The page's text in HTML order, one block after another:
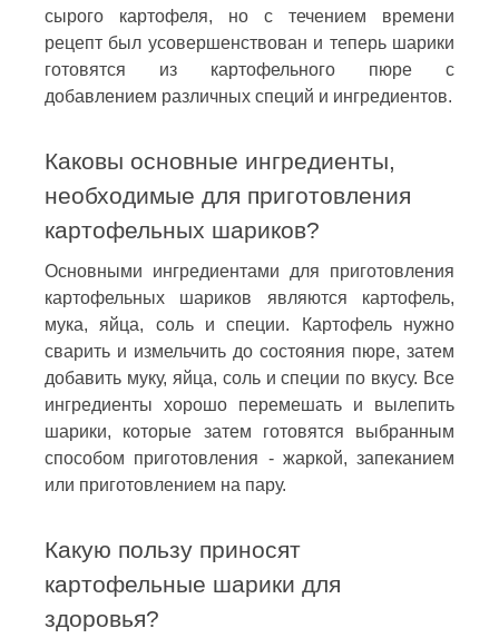
сырого картофеля, но с течением времени
рецепт был усовершенствован и теперь шарики
готовятся из картофельного пюре с
добавлением различных специй и ингредиентов.
Каковы основные ингредиенты,
необходимые для приготовления
картофельных шариков?
Основными ингредиентами для приготовления
картофельных шариков являются картофель,
мука, яйца, соль и специи. Картофель нужно
сварить и измельчить до состояния пюре, затем
добавить муку, яйца, соль и специи по вкусу. Все
ингредиенты хорошо перемешать и вылепить
шарики, которые затем готовятся выбранным
способом приготовления - жаркой, запеканием
или приготовлением на пару.
Какую пользу приносят
картофельные шарики для
здоровья?